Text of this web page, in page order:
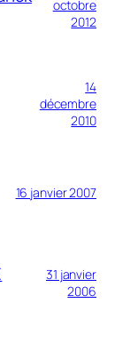
octobre
2012
14
décembre
2010
16 janvier 2007
31 janvier
2006